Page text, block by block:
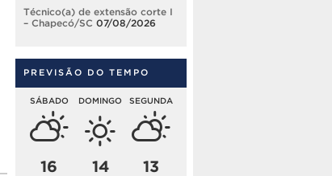
Técnico(a) de extensão corte I
– Chapecó/SC 07/08/2026
PREVISÃO DO TEMPO
SÁBADO
16
DOMINGO
14
SEGUNDA
13